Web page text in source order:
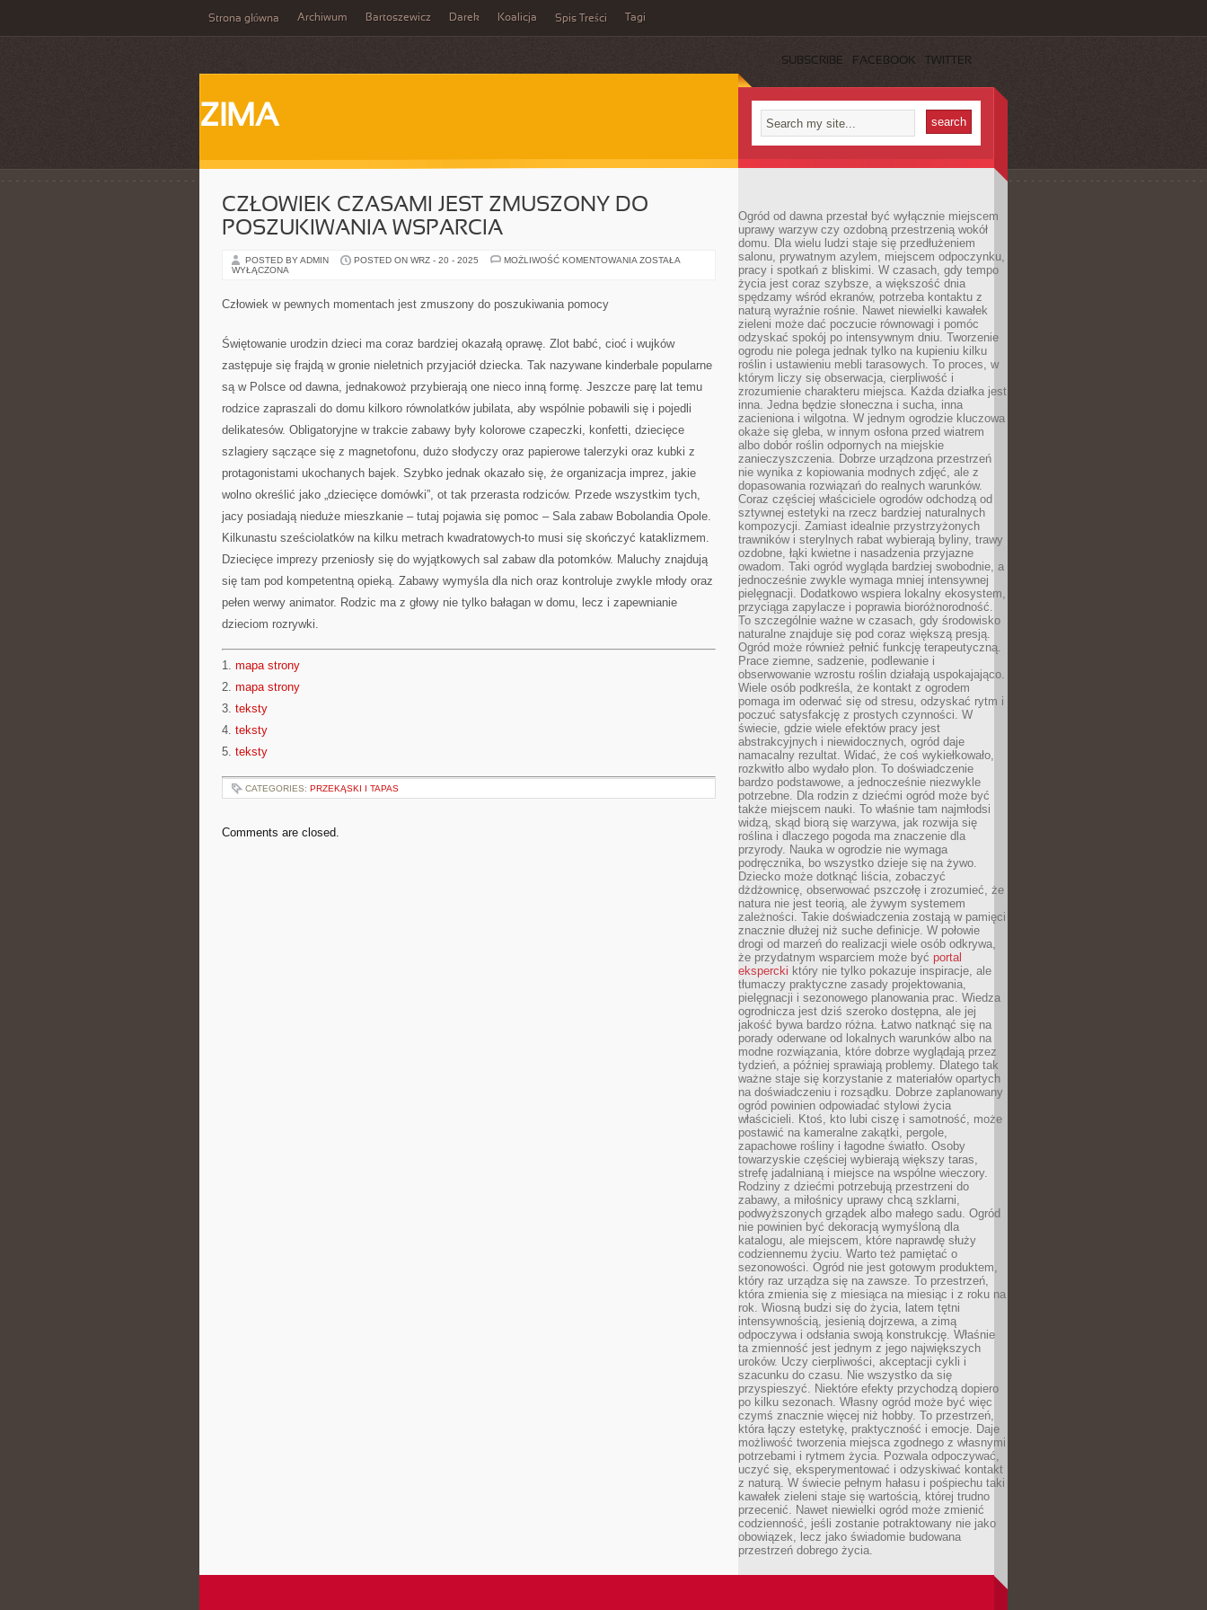
Strona główna Archiwum Bartoszewicz Darek Koalicja Spis Treści Tagi
SUBSCRIBE FACEBOOK TWITTER
ZIMA
CZŁOWIEK CZASAMI JEST ZMUSZONY DO
POSZUKIWANIA WSPARCIA
POSTED BY ADMIN POSTED ON WRZ - 20 - 2025 MOŻLIWOŚĆ KOMENTOWANIA CZŁOWIEK
ZOSTAŁA
WYŁĄCZONA
Człowiek w pewnych momentach jest zmuszony do poszukiwania pomocy
Świętowanie urodzin dzieci ma coraz bardziej okazałą oprawę. Zlot babć, cioć i wujków
zastępuje się frajdą w gronie nieletnich przyjaciół dziecka. Tak nazywane kinderbale popularne
są w Polsce od dawna, jednakowoż przybierają one nieco inną formę. Jeszcze parę lat temu
rodzice zapraszali do domu kilkoro równolatków jubilata, aby wspólnie pobawili się i pojedli
delikatesów. Obligatoryjne w trakcie zabawy były kolorowe czapeczki, konfetti, dziecięce
szlagiery sączące się z magnetofonu, dużo słodyczy oraz papierowe talerzyki oraz kubki z
protagonistami ukochanych bajek. Szybko jednak okazało się, że organizacja imprez, jakie
wolno określić jako „dziecięce domówki”, ot tak przerasta rodziców. Przede wszystkim tych,
jacy posiadają nieduże mieszkanie – tutaj pojawia się pomoc – Sala zabaw Bobolandia Opole.
Kilkunastu sześciolatków na kilku metrach kwadratowych-to musi się skończyć kataklizmem.
Dziecięce imprezy przeniosły się do wyjątkowych sal zabaw dla potomków. Maluchy znajdują
się tam pod kompetentną opieką. Zabawy wymyśla dla nich oraz kontroluje zwykle młody oraz
pełen werwy animator. Rodzic ma z głowy nie tylko bałagan w domu, lecz i zapewnianie
dzieciom rozrywki.
1. mapa strony
2. mapa strony
3. teksty
4. teksty
5. teksty
CATEGORIES: PRZEKĄSKI I TAPAS
Comments are closed.
Ogród od dawna przestał być wyłącznie miejscem
uprawy warzyw czy ozdobną przestrzenią wokół
domu. Dla wielu ludzi staje się przedłużeniem
salonu, prywatnym azylem, miejscem odpoczynku,
pracy i spotkań z bliskimi. W czasach, gdy tempo
życia jest coraz szybsze, a większość dnia
spędzamy wśród ekranów, potrzeba kontaktu z
naturą wyraźnie rośnie. Nawet niewielki kawałek
zieleni może dać poczucie równowagi i pomóc
odzyskać spokój po intensywnym dniu. Tworzenie
ogrodu nie polega jednak tylko na kupieniu kilku
roślin i ustawieniu mebli tarasowych. To proces, w
którym liczy się obserwacja, cierpliwość i
zrozumienie charakteru miejsca. Każda działka jest
inna. Jedna będzie słoneczna i sucha, inna
zacieniona i wilgotna. W jednym ogrodzie kluczowa
okaże się gleba, w innym osłona przed wiatrem
albo dobór roślin odpornych na miejskie
zanieczyszczenia. Dobrze urządzona przestrzeń
nie wynika z kopiowania modnych zdjęć, ale z
dopasowania rozwiązań do realnych warunków.
Coraz częściej właściciele ogrodów odchodzą od
sztywnej estetyki na rzecz bardziej naturalnych
kompozycji. Zamiast idealnie przystrzyżonych
trawników i sterylnych rabat wybierają byliny, trawy
ozdobne, łąki kwietne i nasadzenia przyjazne
owadom. Taki ogród wygląda bardziej swobodnie, a
jednocześnie zwykle wymaga mniej intensywnej
pielęgnacji. Dodatkowo wspiera lokalny ekosystem,
przyciąga zapylacze i poprawia bioróżnorodność.
To szczególnie ważne w czasach, gdy środowisko
naturalne znajduje się pod coraz większą presją.
Ogród może również pełnić funkcję terapeutyczną.
Prace ziemne, sadzenie, podlewanie i
obserwowanie wzrostu roślin działają uspokajająco.
Wiele osób podkreśla, że kontakt z ogrodem
pomaga im oderwać się od stresu, odzyskać rytm i
poczuć satysfakcję z prostych czynności. W
świecie, gdzie wiele efektów pracy jest
abstrakcyjnych i niewidocznych, ogród daje
namacalny rezultat. Widać, że coś wykiełkowało,
rozkwitło albo wydało plon. To doświadczenie
bardzo podstawowe, a jednocześnie niezwykle
potrzebne. Dla rodzin z dziećmi ogród może być
także miejscem nauki. To właśnie tam najmłodsi
widzą, skąd biorą się warzywa, jak rozwija się
roślina i dlaczego pogoda ma znaczenie dla
przyrody. Nauka w ogrodzie nie wymaga
podręcznika, bo wszystko dzieje się na żywo.
Dziecko może dotknąć liścia, zobaczyć
dżdżownicę, obserwować pszczołę i zrozumieć, że
natura nie jest teorią, ale żywym systemem
zależności. Takie doświadczenia zostają w pamięci
znacznie dłużej niż suche definicje. W połowie
drogi od marzeń do realizacji wiele osób odkrywa,
że przydatnym wsparciem może być portal
ekspercki który nie tylko pokazuje inspiracje, ale
tłumaczy praktyczne zasady projektowania,
pielęgnacji i sezonowego planowania prac. Wiedza
ogrodnicza jest dziś szeroko dostępna, ale jej
jakość bywa bardzo różna. Łatwo natknąć się na
porady oderwane od lokalnych warunków albo na
modne rozwiązania, które dobrze wyglądają przez
tydzień, a później sprawiają problemy. Dlatego tak
ważne staje się korzystanie z materiałów opartych
na doświadczeniu i rozsądku. Dobrze zaplanowany
ogród powinien odpowiadać stylowi życia
właścicieli. Ktoś, kto lubi ciszę i samotność, może
postawić na kameralne zakątki, pergole,
zapachowe rośliny i łagodne światło. Osoby
towarzyskie częściej wybierają większy taras,
strefę jadalnianą i miejsce na wspólne wieczory.
Rodziny z dziećmi potrzebują przestrzeni do
zabawy, a miłośnicy uprawy chcą szklarni,
podwyższonych grządek albo małego sadu. Ogród
nie powinien być dekoracją wymyśloną dla
katalogu, ale miejscem, które naprawdę służy
codziennemu życiu. Warto też pamiętać o
sezonowości. Ogród nie jest gotowym produktem,
który raz urządza się na zawsze. To przestrzeń,
która zmienia się z miesiąca na miesiąc i z roku na
rok. Wiosną budzi się do życia, latem tętni
intensywnością, jesienią dojrzewa, a zimą
odpoczywa i odsłania swoją konstrukcję. Właśnie
ta zmienność jest jednym z jego największych
uroków. Uczy cierpliwości, akceptacji cykli i
szacunku do czasu. Nie wszystko da się
przyspieszyć. Niektóre efekty przychodzą dopiero
po kilku sezonach. Własny ogród może być więc
czymś znacznie więcej niż hobby. To przestrzeń,
która łączy estetykę, praktyczność i emocje. Daje
możliwość tworzenia miejsca zgodnego z własnymi
potrzebami i rytmem życia. Pozwala odpoczywać,
uczyć się, eksperymentować i odzyskiwać kontakt
z naturą. W świecie pełnym hałasu i pośpiechu taki
kawałek zieleni staje się wartością, której trudno
przecenić. Nawet niewielki ogród może zmienić
codzienność, jeśli zostanie potraktowany nie jako
obowiązek, lecz jako świadomie budowana
przestrzeń dobrego życia.